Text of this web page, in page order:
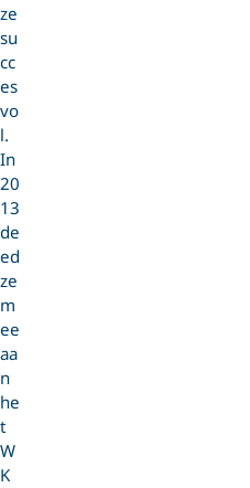
ze
su
cc
es
vo
l.
In
20
13
de
ed
ze
m
ee
aa
n
he
t
W
K